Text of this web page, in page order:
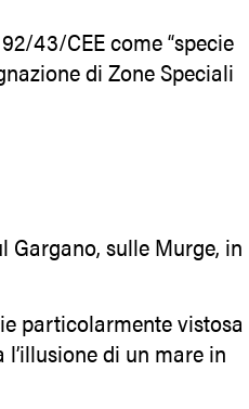
43/CEE come “specie
di Zone Speciali
Gargano, sulle Murge, in
particolarmente vistosa
di un mare in